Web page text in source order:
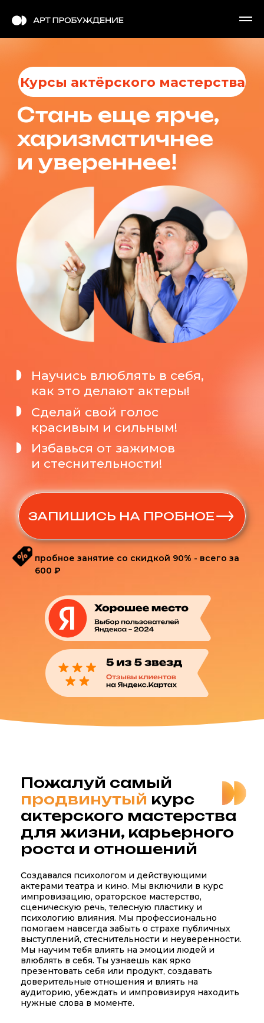
Стань еще ярче,
харизматичнее
и увереннее!
ЗАПИШИСЬ НА ПРОБНОЕ
Избавься от зажимов
и стеснительности!
Сделай свой голос
красивым и сильным!
Научись влюблять в себя,
как это делают актеры!
пробное занятие со скидкой 90% - всего за
600 ₽
Пожалуй самый
продвинутый курс
актерского мастерства
для жизни, карьерного
роста и отношений
Создавался психологом и действующими
актерами театра и кино. Мы включили в курс
импровизацию, ораторское мастерство,
сценическую речь, телесную пластику и
психологию влияния. Мы профессионально
помогаем навсегда забыть о страхе публичных
выступлений, стеснительности и неуверенности.
Мы научим тебя влиять на эмоции людей и
влюблять в себя. Ты узнаешь как ярко
презентовать себя или продукт, создавать
доверительные отношения и влиять на
аудиторию, убеждать и импровизируя находить
нужные слова в моменте.